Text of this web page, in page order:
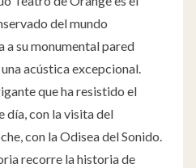
del mundo
a su monumental pared
acústica excepcional.
que ha resistido el
día, con la visita del
con la Odisea del Sonido.
recorre la historia de